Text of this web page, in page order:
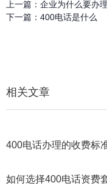
上一篇： 企业为什么要办
下一篇： 400电话是什么
相关文章
400电话办理的收费标
如何选择400电话资费